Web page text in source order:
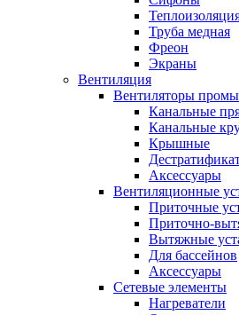
Труба медная
Фреон
Экраны
Вентиляция
Вентиляторы
Канальные
Канальные
Крышные
Аксессуары
Вентиляционные
Приточные
Приточно-
Вытяжные
Для бассейнов
Аксессуары
Сетевые элементы
Нагреватели